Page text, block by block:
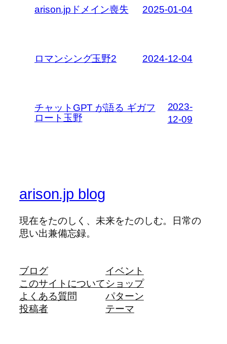
arison.jpドメイン喪失 2025-01-04
ロマンシング玉野2 2024-12-04
チャットGPT が語る ギガフ
ロート玉野
2023-
12-09
arison.jp blog
現在をたのしく、未来をたのしむ。日常の
思い出兼備忘録。
ブログ
このサイトについて
よくある質問
投稿者
イベント
ショップ
パターン
テーマ